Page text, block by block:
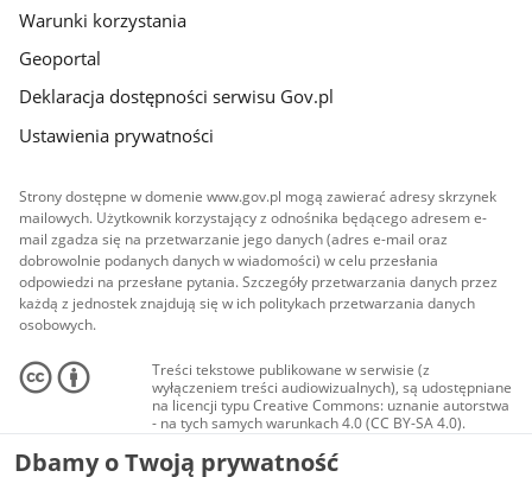
Warunki korzystania
Geoportal
Deklaracja dostępności serwisu Gov.pl
Ustawienia prywatności
Strony dostępne w domenie www.gov.pl mogą zawierać adresy skrzynek
mailowych. Użytkownik korzystający z odnośnika będącego adresem e-
mail zgadza się na przetwarzanie jego danych (adres e-mail oraz
dobrowolnie podanych danych w wiadomości) w celu przesłania
odpowiedzi na przesłane pytania. Szczegóły przetwarzania danych przez
każdą z jednostek znajdują się w ich politykach przetwarzania danych
osobowych.
Treści tekstowe publikowane w serwisie (z
wyłączeniem treści audiowizualnych), są udostępniane
na licencji typu Creative Commons: uznanie autorstwa
- na tych samych warunkach 4.0 (CC BY-SA 4.0).
Materiały audiowizualne, w tym zdjęcia, materiały
audio i wideo, są udostępniane na licencji typu
Dbamy o Twoją prywatność